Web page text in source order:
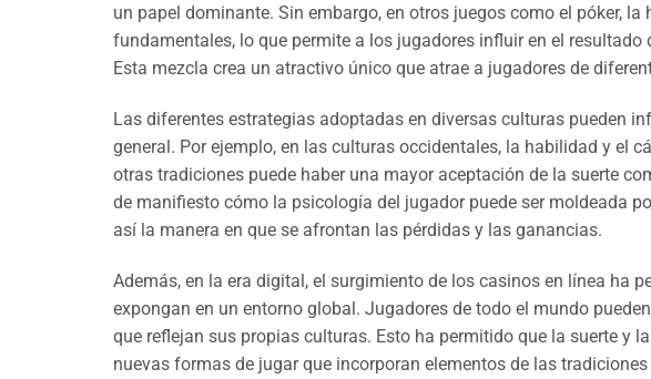
un papel dominante. Sin embargo, en otros juegos como el póker,
fundamentales, lo que permite a los jugadores influir en el
Esta mezcla crea un atractivo único que atrae a jugadores de
Las diferentes estrategias adoptadas en diversas culturas pueden
general. Por ejemplo, en las culturas occidentales, la habilidad y el
otras tradiciones puede haber una mayor aceptación de la suerte
de manifiesto cómo la psicología del jugador puede ser moldeada
así la manera en que se afrontan las pérdidas y las ganancias.
Además, en la era digital, el surgimiento de los casinos en línea ha
expongan en un entorno global. Jugadores de todo el mundo
que reflejan sus propias culturas. Esto ha permitido que la suerte y
nuevas formas de jugar que incorporan elementos de las